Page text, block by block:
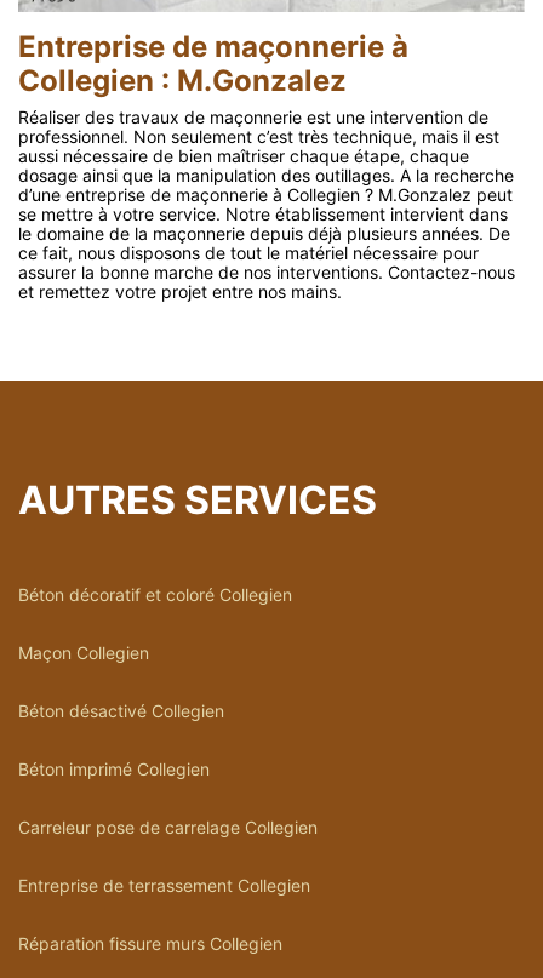
Entreprise de maçonnerie à
Collegien : M.Gonzalez
Réaliser des travaux de maçonnerie est une intervention de
professionnel. Non seulement c’est très technique, mais il est
aussi nécessaire de bien maîtriser chaque étape, chaque
dosage ainsi que la manipulation des outillages. A la recherche
d’une entreprise de maçonnerie à Collegien ? M.Gonzalez peut
se mettre à votre service. Notre établissement intervient dans
le domaine de la maçonnerie depuis déjà plusieurs années. De
ce fait, nous disposons de tout le matériel nécessaire pour
assurer la bonne marche de nos interventions. Contactez-nous
et remettez votre projet entre nos mains.
AUTRES SERVICES
Béton décoratif et coloré Collegien
Maçon Collegien
Béton désactivé Collegien
Béton imprimé Collegien
Carreleur pose de carrelage Collegien
Entreprise de terrassement Collegien
Réparation fissure murs Collegien